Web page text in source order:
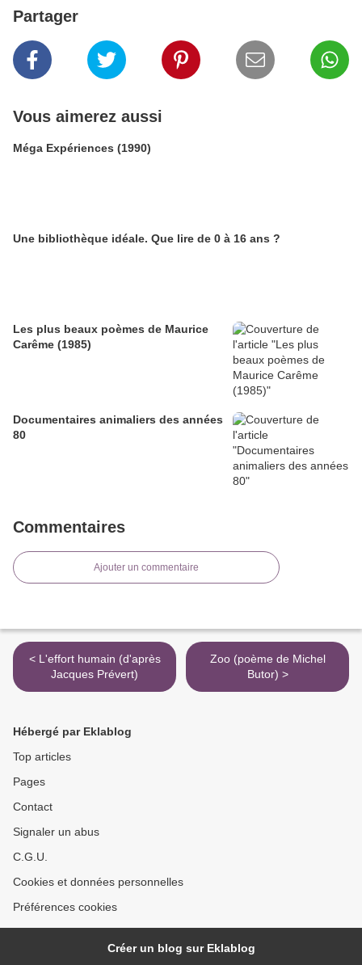
Partager
Vous aimerez aussi
Méga Expériences (1990)
Une bibliothèque idéale. Que lire de 0 à 16 ans ?
Les plus beaux poèmes de Maurice
Carême (1985)
Documentaires animaliers des années
80
Commentaires
Ajouter un commentaire
< L'effort humain (d'après
Jacques Prévert)
Zoo (poème de Michel
Butor) >
Hébergé par Eklablog
Top articles
Pages
Contact
Signaler un abus
C.G.U.
Cookies et données personnelles
Préférences cookies
Créer un blog sur Eklablog